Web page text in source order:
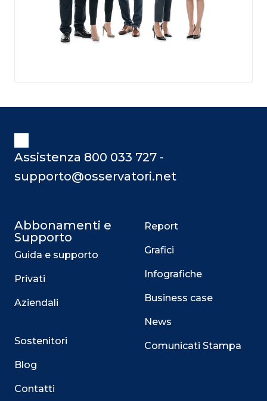
Assistenza 800 033 727 -
supporto@osservatori.net
Abbonamenti e
Supporto
Guida e supporto
Privati
Aziendali
Sostenitori
Blog
Contatti
Report
Grafici
Infografiche
Business case
News
Comunicati Stampa